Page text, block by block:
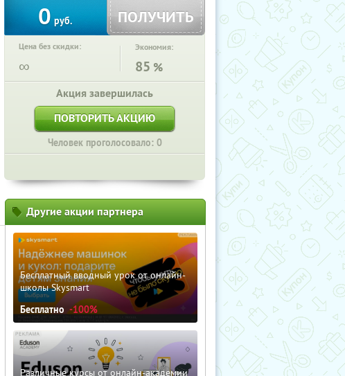
0 руб. ПОЛУЧИТЬ
Цена без скидки:
∞
Экономия:
85 %
Акция завершилась
ПОВТОРИТЬ АКЦИЮ
Человек проголосовало: 0
Другие акции партнера
Бесплатный вводный урок от онлайн-
школы Skysmart
Бесплатно -100%
Различные курсы от онлайн-академии